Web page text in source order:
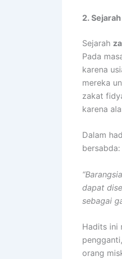
2.
Sejarah
Pada
karena
mereka
zakat
karena
Dalam
bersabda:
dapat
sebagai
Hadits ini
orang